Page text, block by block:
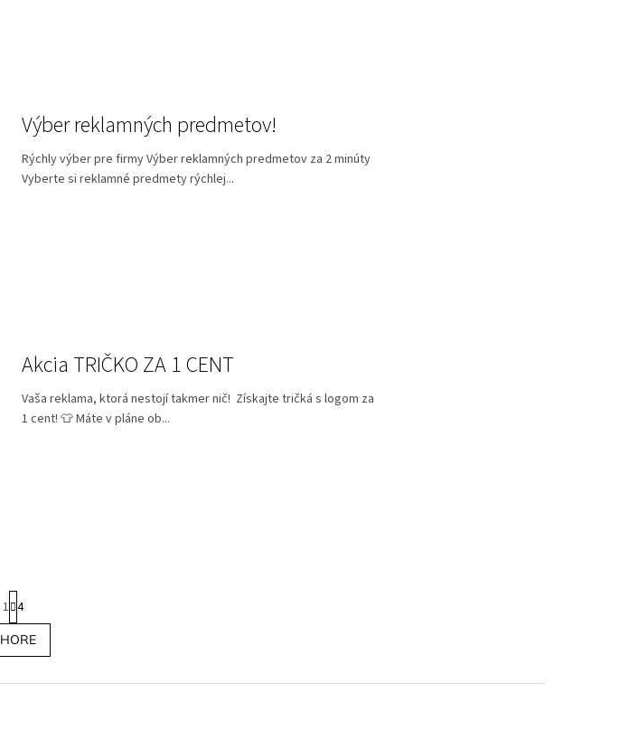
Výber reklamných predmetov!
Rýchly výber pre firmy Výber reklamných predmetov za 2 minúty
Vyberte si reklamné predmety rýchlej...
Akcia TRIČKO ZA 1 CENT
Vaša reklama, ktorá nestojí takmer nič! Získajte tričká s logom za
1 cent! 👕 Máte v pláne ob...
O
v
á
S
t
r
á
n
o
1 4
HORE